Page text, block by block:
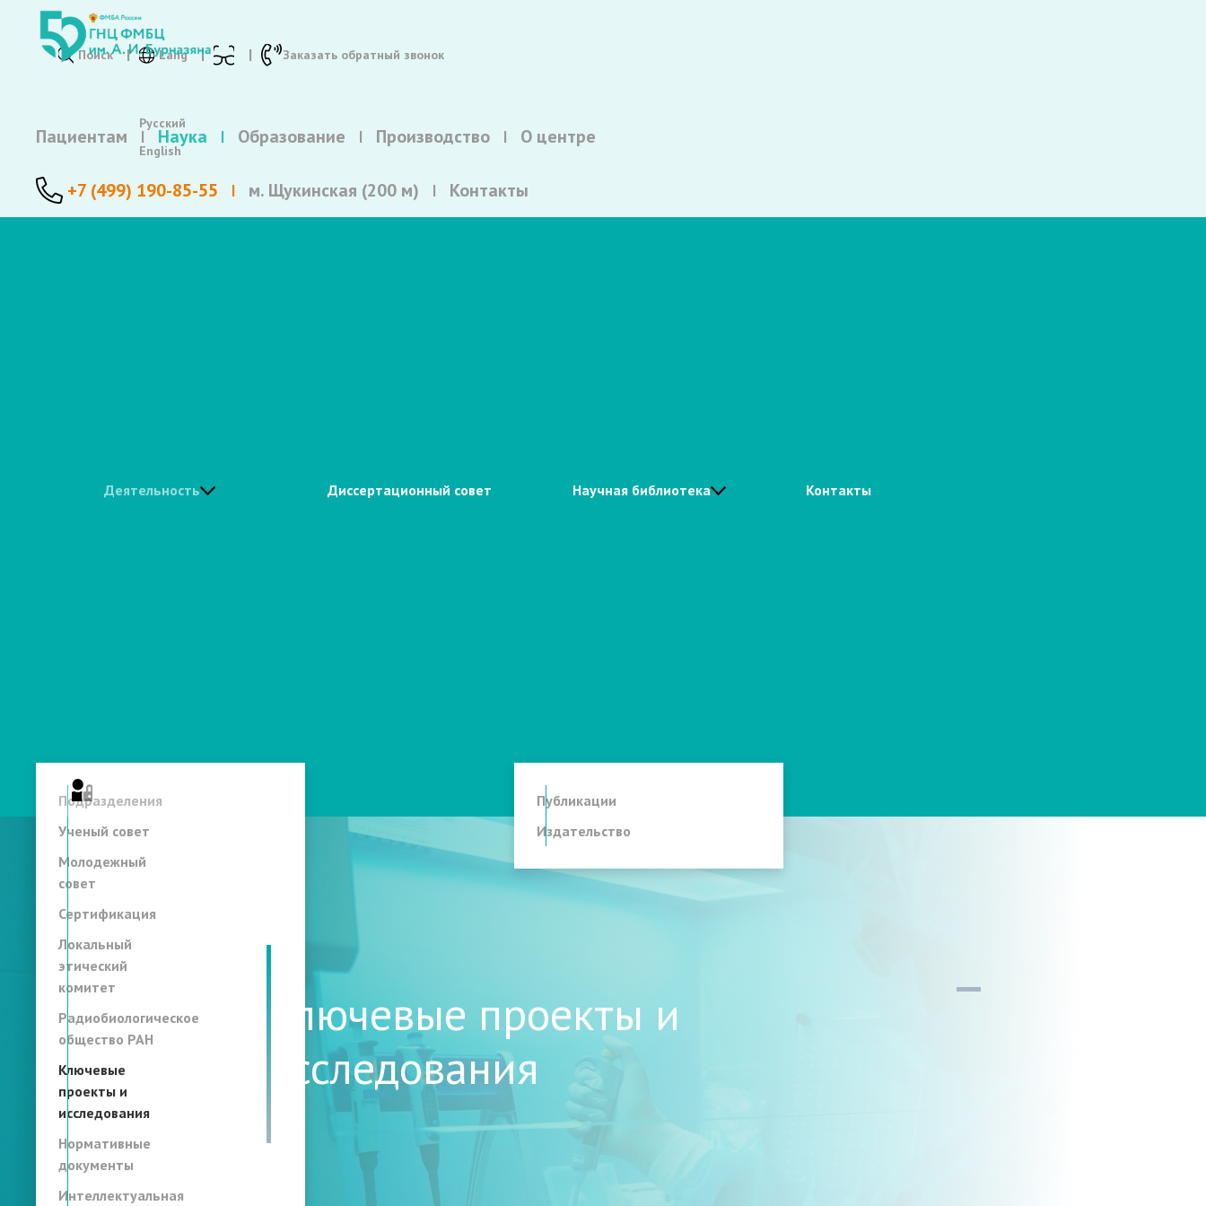
Поиск Lang
Русский
English
Заказать обратный звонок
Пациентам Наука Образование Производство О центре
+7 (499) 190-85-55 м. Щукинская (200 м) Контакты
Деятельность
Подразделения
Ученый совет
Молодежный
совет
Сертификация
Локальный
этический
комитет
Радиобиологическое
общество РАН
Ключевые
проекты и
исследования
Нормативные
документы
Интеллектуальная
Диссертационный совет Научная библиотека
Публикации
Издательство
Контакты
Ключевые проекты и
исследования